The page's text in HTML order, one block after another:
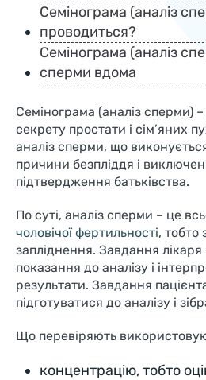
Семінограма (аналіз
проводиться?
Семінограма (аналіз
сперми вдома
Семінограма (аналіз сперми)
секрету простати і сім’яних
аналіз сперми, що
причини безпліддя і
підтвердження батьківства.
По суті, аналіз сперми – це
чоловічої фертильності, тобто
запліднення. Завдання
показання до аналізу і
результати. Завдання
підготуватися до аналізу і
Що перевіряють
концентрацію, тобто